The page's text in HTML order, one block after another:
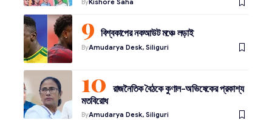
ByKishore Saha
বিশ্বকাপের নকআউট মঞ্চে লড়াই
ByAmudarya Desk, Siliguri
রাজনৈতিক বৈঠকে কুণাল-অভিষেকের প্রকাশ্য
মতবিরোধ
ByAmudarya Desk, Siliguri